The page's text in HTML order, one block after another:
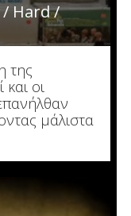
/ Hard /
της
και οι
μάλιστα